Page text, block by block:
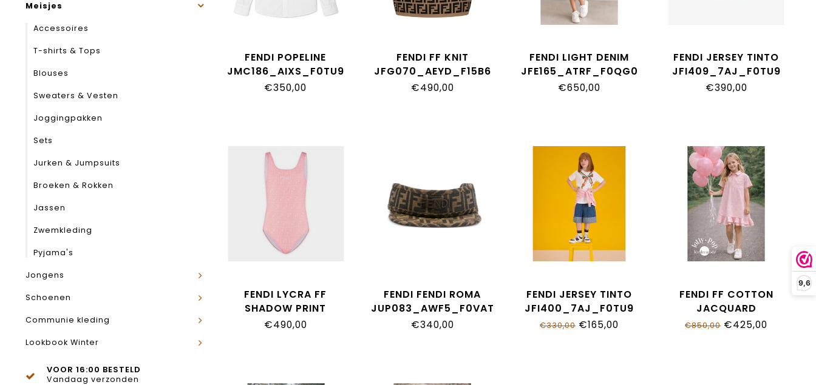
9,6
Meisjes
Accessoires
T-shirts & Tops
Blouses
Sweaters & Vesten
Joggingpakken
Sets
Jurken & Jumpsuits
Broeken & Rokken
Jassen
Zwemkleding
Pyjama's
Jongens
Schoenen
Communie kleding
Lookbook Winter
VOOR 16:00 BESTELD
Vandaag verzonden
FENDI POPELINE
JMC186_AIXS_F0TU9
€350,00
FENDI FF KNIT
JFG070_AEYD_F15B6
€490,00
FENDI LIGHT DENIM
JFE165_ATRF_F0QG0
€650,00
FENDI JERSEY TINTO
JFI409_7AJ_F0TU9
€390,00
FENDI LYCRA FF
SHADOW PRINT
JFM046_AY8I_F1UL9
€490,00
FENDI FENDI ROMA
JUP083_AWF5_F0VAT
€340,00
FENDI JERSEY TINTO
JFI400_7AJ_F0TU9
€330,00€165,00
FENDI FF COTTON
JACQUARD
JFB852_AS64_F1UL9
€850,00 €425,00